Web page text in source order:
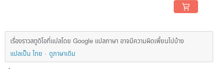
เรื่องราวสตูดิโอที่แปลโดย Google แปลภาษา อาจมีความผิดเพี้ยนไปบ้าง
แปลเป็น ไทย
ดูภาษาเดิม